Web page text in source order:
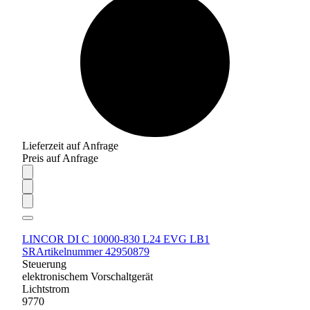
Lieferzeit auf Anfrage
Preis auf Anfrage
LINCOR DI C 10000-830 L24 EVG LB1
SRArtikelnummer 42950879
Steuerung
elektronischem Vorschaltgerät
Lichtstrom
9770